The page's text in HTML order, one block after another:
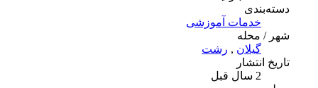
دسته‌بندی
خدمات آموزشی
شهر / محله
,رشت
تاریخ انتشار